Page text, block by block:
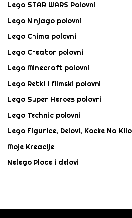
Lego STAR WARS Polovni
Lego Ninjago polovni
Lego Chima polovni
Lego Creator polovni
Lego Minecraft polovni
Lego Retki i filmski polovni
Lego Super Heroes polovni
Lego Technic polovni
Lego Figurice, Delovi, Kocke Na Kilo
Moje Kreacije
Nelego Ploce i delovi